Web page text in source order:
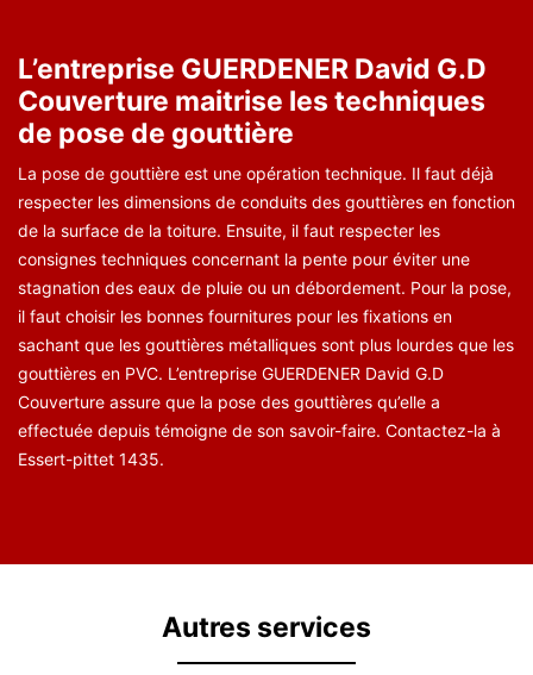
L’entreprise GUERDENER David G.D
Couverture maitrise les techniques
de pose de gouttière
La pose de gouttière est une opération technique. Il faut déjà
respecter les dimensions de conduits des gouttières en fonction
de la surface de la toiture. Ensuite, il faut respecter les
consignes techniques concernant la pente pour éviter une
stagnation des eaux de pluie ou un débordement. Pour la pose,
il faut choisir les bonnes fournitures pour les fixations en
sachant que les gouttières métalliques sont plus lourdes que les
gouttières en PVC. L’entreprise GUERDENER David G.D
Couverture assure que la pose des gouttières qu’elle a
effectuée depuis témoigne de son savoir-faire. Contactez-la à
Essert-pittet 1435.
Autres services